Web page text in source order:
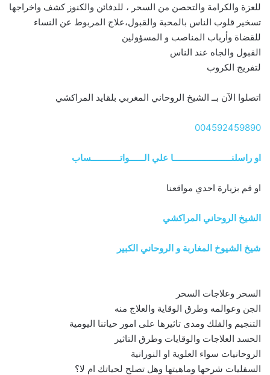
للعزة والكرامة والتحصن من السحر ، للدفائن والكنوز كشف واخراجها
تسخير قلوب الناس بالمحبة والقبول،علاج المربوط عن النساء
للقضاة وأرباب المناصب و المسؤولين
القبول والجاه عند الناس
لتفريج الكروب
اتصلوا الآن بــ الشيخ الروحاني المغربي بلقايد المراكشي
004592459890
او راسلنــــــــــــــــــــــــا علي الــــــواتــــــــــــساب
او قم بزيارة احدي مواقعنا
الشيخ الروحاني المراكشي
شيخ الشيوخ المغاربة و الروحاني الكبير
السحر وعلاجات السحر
الجن وعوالمه وطرق الوقاية والعلاج منه
التنجيم والفلك ومدى تاثيرها على امور حياتنا اليومية
الحسد العلاجات والوقايات وطرق التاثير
الروحانيات سواء العلوية او النورانية
السفليات شرحها وماهيتها وهل تصلح لحياتك ام لا؟